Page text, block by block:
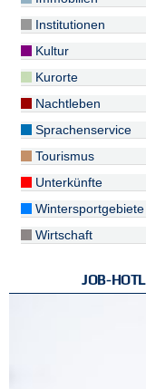
Institutionen
Kultur
Kurorte
Nachtleben
Sprachenservice
Tourismus
Unterkünfte
Wintersportgebiete
Wirtschaft
JOB-